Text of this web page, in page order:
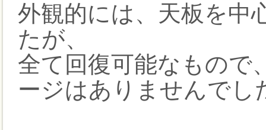
外観的には、天板を中
たが、
全て回復可能なもので
ージはありませんでし